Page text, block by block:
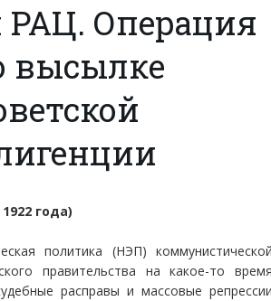
РАЦ. Операция
высылке
года)
политика (НЭП)
правительства на какое-то
расправы и массовые